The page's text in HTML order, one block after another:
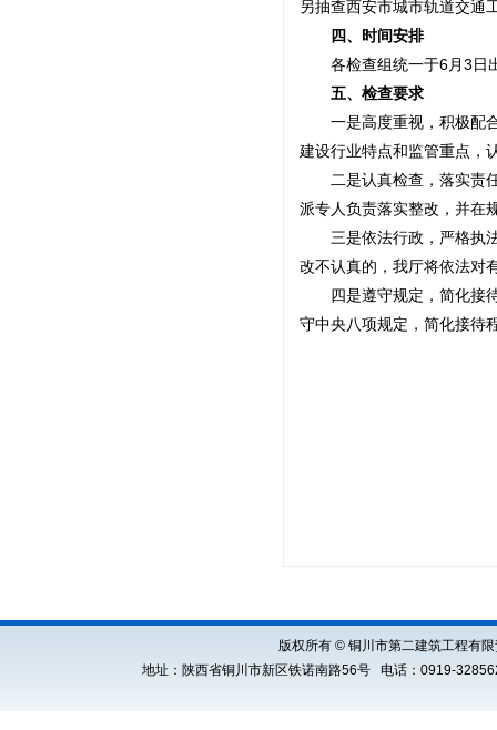
另抽查西安市城市轨道交通
四、时间安排
各检查组统一于6月3日出
五、检查要求
一是高度重视，积极配合
建设行业特点和监管重点，
二是认真检查，落实责任
派专人负责落实整改，并在
三是依法行政，严格执法
改不认真的，我厅将依法对
四是遵守规定，简化接待
守中央八项规定，简化接待
版权所有 © 铜川市第二建筑工程有
地址：陕西省铜川市新区铁诺南路56号 电话：0919-